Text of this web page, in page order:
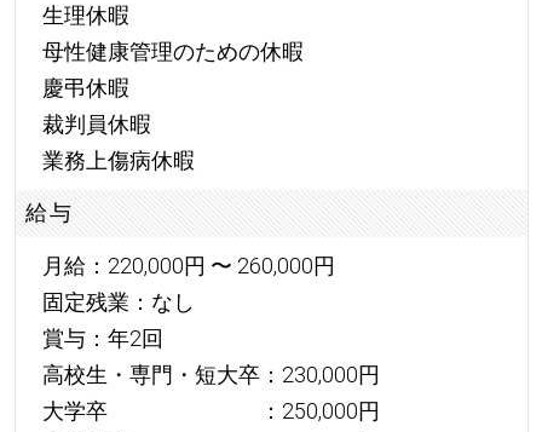
生理休暇
母性健康管理のための休暇
慶弔休暇
裁判員休暇
業務上傷病休暇
給与
月給：220,000円 〜 260,000円
固定残業：なし
賞与：年2回
高校生・専門・短大卒：230,000円
大学卒 ：250,000円